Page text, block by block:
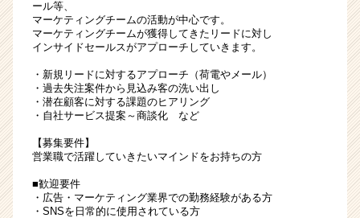
ール等、
マーケティングチームの活動が中心です。
マーケティングチームが獲得してきたリードに対し
インサイドセールスがアプローチしていきます。
・新規リードに対するアプローチ（荷電やメール）
・過去失注案件から見込み客の洗い出し
・潜在顧客に対する課題のヒアリング
・自社サービス提案～商談化 など
【募集要件】
営業職で活躍していきたいマインドをお持ちの方
■歓迎要件
・広告・マーケティング業界での勤務経験がある方
・SNSを日常的に使用されている方